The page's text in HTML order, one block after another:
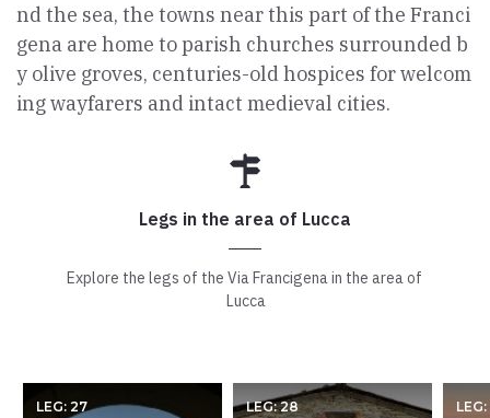
nd the sea, the towns near this part of the Franci
gena are home to parish churches surrounded b
y olive groves, centuries-old hospices for welcom
ing wayfarers and intact medieval cities.
Legs in the area of Lucca
Explore the legs of the Via Francigena in the area of
Lucca
LEG: 27 LEG: 28